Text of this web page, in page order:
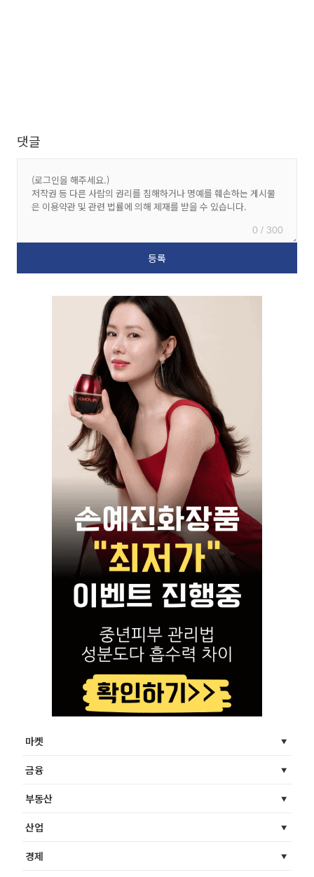
댓글
0 / 300
마켓
금융
부동산
산업
경제